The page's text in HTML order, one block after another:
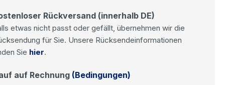
Rückversand (innerhalb DE)
etwas nicht passt oder gefällt, übernehmen wir die
für Sie. Unsere Rücksendeinformationen
Sie hier.
auf Rechnung (Bedingungen)